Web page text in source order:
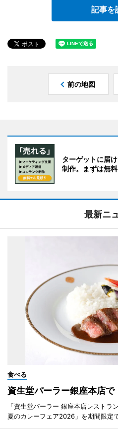
記事を
前の地図
ターゲットに届
制作。まずは無
最新ニ
食べる
資生堂パーラー銀座本店で
「資生堂パーラー 銀座本店レストラ
夏のカレーフェア2026」を期間限定